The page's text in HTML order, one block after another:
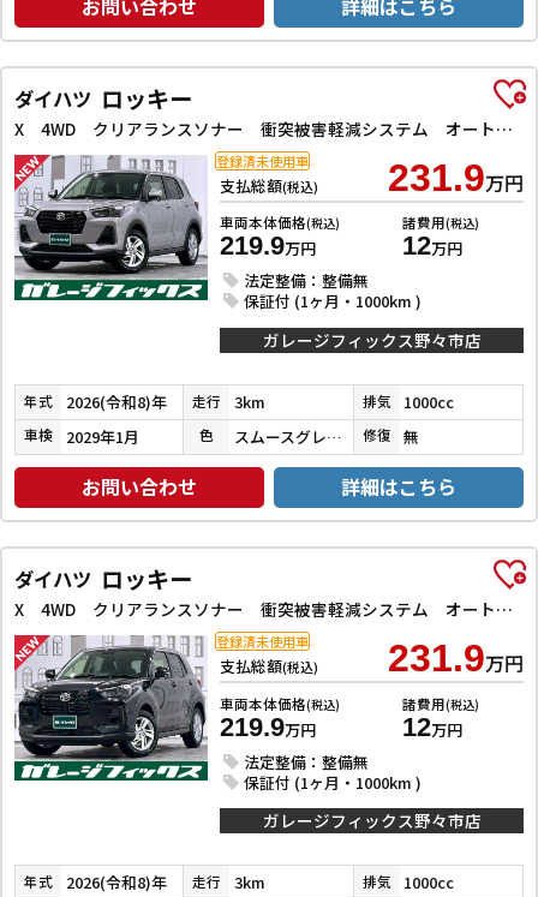
お問い合わせ 詳細はこちら
ダイハツ ロッキー
X 4WD クリアランスソナー 衝突被害軽減システム オートライト LEDヘッドランプ アルミホイール スマートキー アイドリングストップ 電動格納ミラー シートヒーター CVT 盗難防止システム
支払総額(税込) 231.9万円
車両本体価格(税込)
219.9万円
諸費用(税込)
12万円
法定整備：整備無
保証付 (1ヶ月・1000km )
登録済未使用車
ガレージフィックス野々市店
年式 2026(令和8)年 走行 3km 排気 1000cc
車検 2029年1月 色 スムースグレーマイカメタリック 修復 無
お問い合わせ 詳細はこちら
ダイハツ ロッキー
X 4WD クリアランスソナー 衝突被害軽減システム オートライト LEDヘッドランプ アルミホイール スマートキー アイドリングストップ 電動格納ミラー シートヒーター CVT 盗難防止システム
支払総額(税込) 231.9万円
車両本体価格(税込)
219.9万円
諸費用(税込)
12万円
法定整備：整備無
保証付 (1ヶ月・1000km )
登録済未使用車
ガレージフィックス野々市店
年式 2026(令和8)年 走行 3km 排気 1000cc